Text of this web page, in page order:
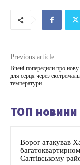
Previous article
Вчені попередили про нову
для серця через
температури
ТОП новини
Ворог атакував
Салтівському